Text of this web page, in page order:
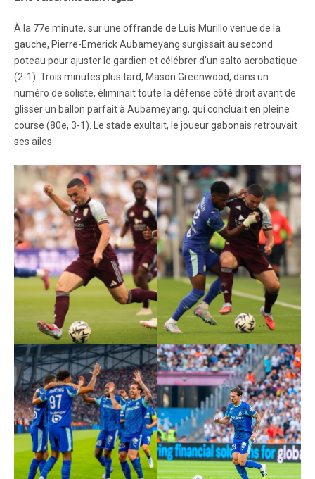
À la 77e minute, sur une offrande de Luis Murillo venue de la
gauche, Pierre-Emerick Aubameyang surgissait au second
poteau pour ajuster le gardien et célébrer d’un salto acrobatique
(2-1). Trois minutes plus tard, Mason Greenwood, dans un
numéro de soliste, éliminait toute la défense côté droit avant de
glisser un ballon parfait à Aubameyang, qui concluait en pleine
course (80e, 3-1). Le stade exultait, le joueur gabonais retrouvait
ses ailes.